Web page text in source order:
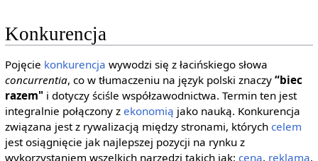
Konkurencja
Pojęcie konkurencja wywodzi się z łacińskiego słowa
concurrentia, co w tłumaczeniu na język polski znaczy “biec
razem"i dotyczy ściśle współzawodnictwa. Termin ten jest
integralnie połączony z ekonomią jako nauką. Konkurencja
związana jest z rywalizacją między stronami, których celem
jest osiągnięcie jak najlepszej pozycji na rynku z
wykorzystaniem wszelkich narzędzi takich jak: cena, reklama,